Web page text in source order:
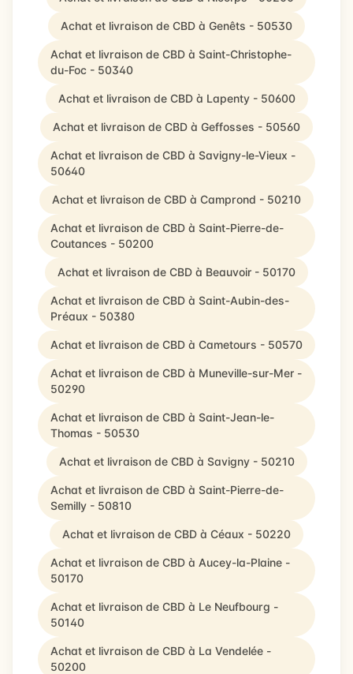
Achat et livraison de CBD à Genêts - 50530
Achat et livraison de CBD à Saint-Christophe-
du-Foc - 50340
Achat et livraison de CBD à Lapenty - 50600
Achat et livraison de CBD à Geffosses - 50560
Achat et livraison de CBD à Savigny-le-Vieux -
50640
Achat et livraison de CBD à Camprond - 50210
Achat et livraison de CBD à Saint-Pierre-de-
Coutances - 50200
Achat et livraison de CBD à Beauvoir - 50170
Achat et livraison de CBD à Saint-Aubin-des-
Préaux - 50380
Achat et livraison de CBD à Cametours - 50570
Achat et livraison de CBD à Muneville-sur-Mer -
50290
Achat et livraison de CBD à Saint-Jean-le-
Thomas - 50530
Achat et livraison de CBD à Savigny - 50210
Achat et livraison de CBD à Saint-Pierre-de-
Semilly - 50810
Achat et livraison de CBD à Céaux - 50220
Achat et livraison de CBD à Aucey-la-Plaine -
50170
Achat et livraison de CBD à Le Neufbourg -
50140
Achat et livraison de CBD à La Vendelée -
50200